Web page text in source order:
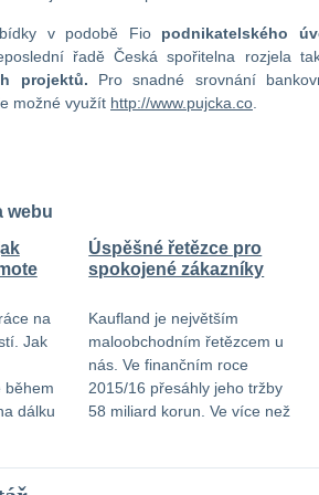
v podobě Fio podnikatelského
řadě Česká spořitelna rozjela
projektů. Pro snadné srovnání
možné využít http://www.pujcka.co
webu
na
Jak
během
dálku
Úspěšné řetězce pro
spokojené zákazníky
Kaufland je největším
maloobchodním řetězcem u
nás. Ve finančním roce
2015/16 přesáhly jeho tržby
58 miliard korun. Ve více než